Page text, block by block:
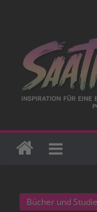
Bücher und